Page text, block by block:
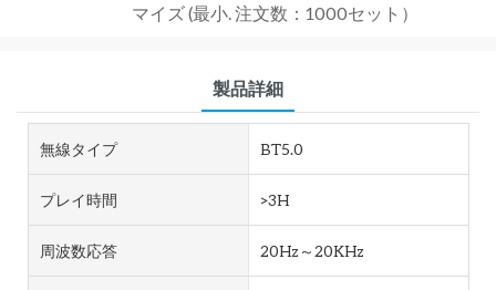
マイズ (最小. 注文数：1000セット）
製品詳細
無線タイプ BT5.0
プレイ時間 >3H
周波数応答 20Hz～20KHz